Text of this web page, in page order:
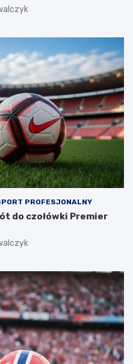
PROFESJONALNY
do czołówki Premier